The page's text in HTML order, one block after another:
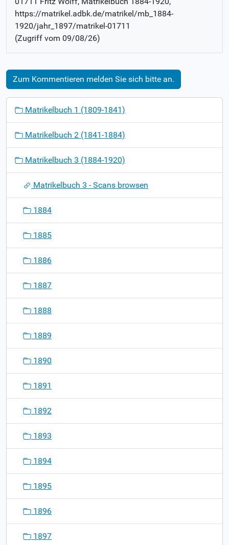
https://matrikel.adbk.de/matrikel/mb_1884-
1920/jahr_1897/matrikel-01711
(Zugriff vom 09/08/26)
Zum Kommentieren melden Sie sich bitte an.
o
Matrikelbuch 1 (1809-1841)
Matrikelbuch 2 (1841-1884)
Matrikelbuch 3 (1884-1920)
Matrikelbuch 3 - Scans browsen
1884
1885
1886
1887
1888
1889
1890
1891
1892
1893
1894
1895
1896
1897